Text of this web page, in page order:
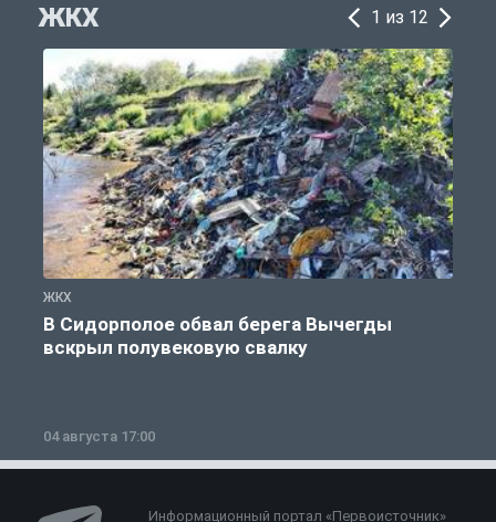
ЖКХ 1 из 12
ЖКХ
В Сидорполое обвал берега Вычегды
вскрыл полувековую свалку
04 августа 17:00
Информационный портал «Первоисточник»